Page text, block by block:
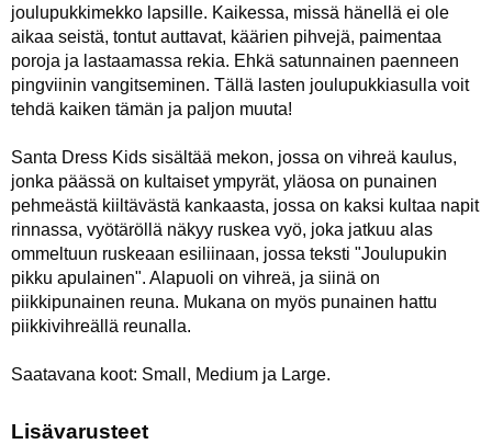
joulupukkimekko lapsille. Kaikessa, missä hänellä ei ole
aikaa seistä, tontut auttavat, käärien pihvejä, paimentaa
poroja ja lastaamassa rekia. Ehkä satunnainen paenneen
pingviinin vangitseminen. Tällä lasten joulupukkiasulla voit
tehdä kaiken tämän ja paljon muuta!
Santa Dress Kids sisältää mekon, jossa on vihreä kaulus,
jonka päässä on kultaiset ympyrät, yläosa on punainen
pehmeästä kiiltävästä kankaasta, jossa on kaksi kultaa napit
rinnassa, vyötäröllä näkyy ruskea vyö, joka jatkuu alas
ommeltuun ruskeaan esiliinaan, jossa teksti "Joulupukin
pikku apulainen". Alapuoli on vihreä, ja siinä on
piikkipunainen reuna. Mukana on myös punainen hattu
piikkivihreällä reunalla.
Saatavana koot: Small, Medium ja Large.
Lisävarusteet